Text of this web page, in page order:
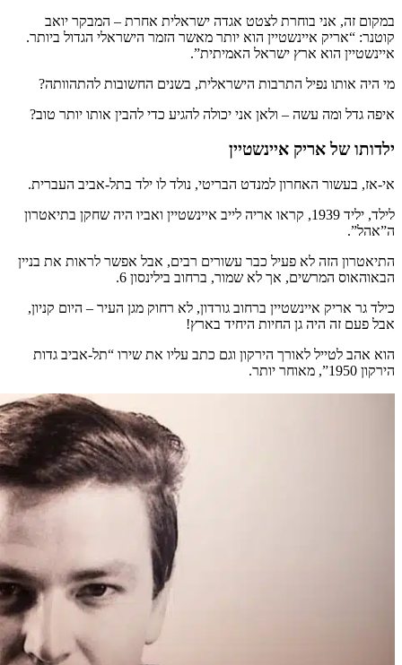
במקום זה, אני בוחרת לצטט אגדה ישראלית אחרת – המבקר יואב
קוטנר: “אריק איינשטיין הוא יותר מאשר הזמר הישראלי הגדול ביותר.
איינשטיין הוא ארץ ישראל האמיתית”.
מי היה אותו נפיל התרבות הישראלית, בשנים החשובות להתהוותה?
איפה גדל ומה עשה – ולאן אני יכולה להגיע כדי להבין אותו יותר טוב?
ילדותו של אריק איינשטיין
אי-אז, בעשור האחרון למנדט הבריטי, נולד לו ילד בתל-אביב העברית.
לילד, יליד 1939, קראו אריה לייב איינשטיין ואביו היה שחקן בתיאטרון
ה”אהל”.
התיאטרון הזה לא פעיל כבר עשורים רבים, אבל אפשר לראות את בניין
הבאוהאוס המרשים, אך לא שמור, ברחוב בילינסון 6.
כילד גר אריק איינשטיין ברחוב גורדון, לא רחוק מגן העיר – היום קניון,
אבל פעם זה היה גן החיות היחיד בארץ!
הוא אהב לטייל לאורך הירקון וגם כתב עליו את שירו “תל-אביב גדות
הירקון 1950”, מאוחר יותר.